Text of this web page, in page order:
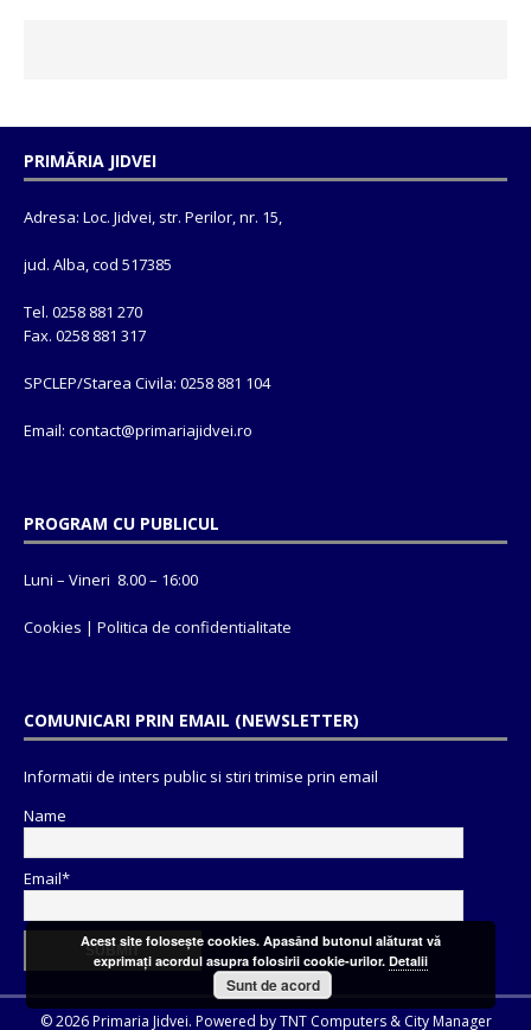
PRIMĂRIA JIDVEI
Adresa: Loc. Jidvei, str. Perilor, nr. 15,
jud. Alba, cod 517385
Tel. 0258 881 270
Fax. 0258 881 317
SPCLEP/Starea Civila: 0258 881 104
Email: contact@primariajidvei.ro
PROGRAM CU PUBLICUL
Luni – Vineri 8.00 – 16:00
Cookies | Politica de confidentialitate
COMUNICARI PRIN EMAIL (NEWSLETTER)
Informatii de inters public si stiri trimise prin email
Name
Email*
© 2026 Primaria Jidvei. Powered byTNT Computers& City Manager
Acest site foloseşte cookies. Apasând butonul alăturat vă
exprimaţi acordul asupra folosirii cookie-urilor.Detalii
Sunt de acord